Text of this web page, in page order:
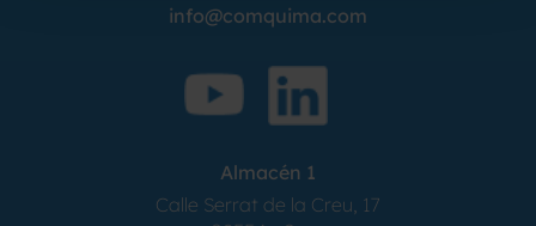
info@comquima.com
Almacén 1
Calle Serrat de la Creu, 17